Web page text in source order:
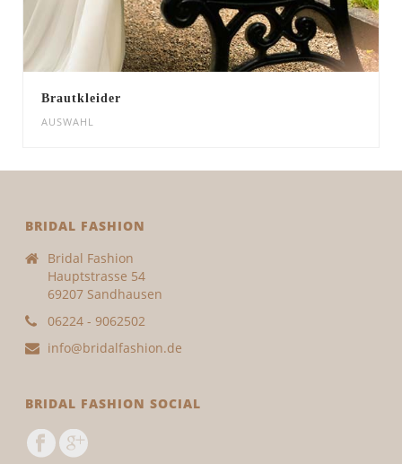
Brautkleider
AUSWAHL
BRIDAL FASHION
Bridal Fashion
Hauptstrasse 54
69207 Sandhausen
06224 - 9062502
info@bridalfashion.de
BRIDAL FASHION SOCIAL